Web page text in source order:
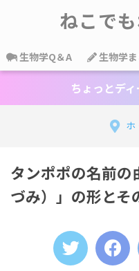
ねこで
生物学Q＆A 生物学
ちょっとデ
タンポポの名前の
づみ）」の形とそ